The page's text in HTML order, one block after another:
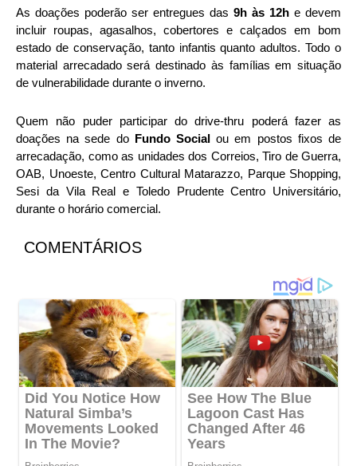
As doações poderão ser entregues das 9h às 12h e devem
incluir roupas, agasalhos, cobertores e calçados em bom
estado de conservação, tanto infantis quanto adultos. Todo o
material arrecadado será destinado às famílias em situação
de vulnerabilidade durante o inverno.
Quem não puder participar do drive-thru poderá fazer as
doações na sede doFundo Social ou em postos fixos de
arrecadação, como as unidades dos Correios, Tiro de Guerra,
OAB, Unoeste, Centro Cultural Matarazzo, Parque Shopping,
Sesi da Vila Real e Toledo Prudente Centro Universitário,
durante o horário comercial.
COMENTÁRIOS